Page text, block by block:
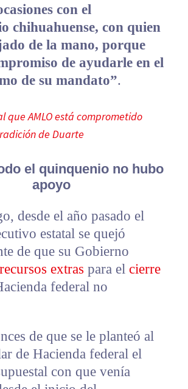
con el
chihuahuense, con quien
de la mano, porque
de ayudarle en el
de su mandato”.
que AMLO está comprometido
de Duarte
el quinquenio no hubo
apoyo
desde el año pasado el
estatal se quejó
de que su Gobierno
recursos extras para el cierre
federal no
de que se le planteó al
de Hacienda federal el
con que venía